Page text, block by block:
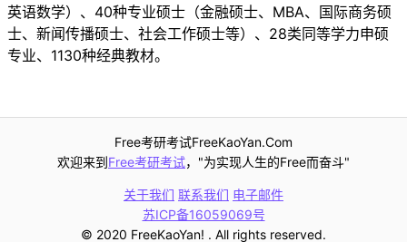
英语数学）、40种专业硕士（金融硕士、MBA、国际商务硕
士、新闻传播硕士、社会工作硕士等）、28类同等学力申硕
专业、1130种经典教材。
Free考研考试FreeKaoYan.Com
欢迎来到Free考研考试，"为实现人生的Free而奋斗"
关于我们 联系我们 电子邮件
苏ICP备16059069号
© 2020 FreeKaoYan! . All rights reserved.